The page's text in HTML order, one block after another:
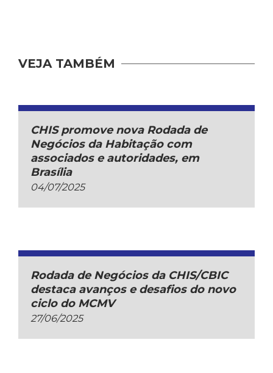
VEJA TAMBÉM
CHIS promove nova Rodada de
Negócios da Habitação com
associados e autoridades, em
Brasília
04/07/2025
Rodada de Negócios da CHIS/CBIC
destaca avanços e desafios do novo
ciclo do MCMV
27/06/2025